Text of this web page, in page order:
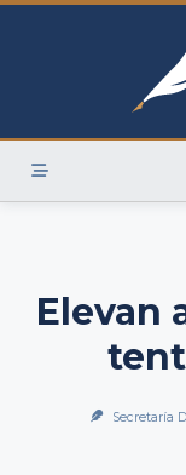
Skip
Elevan
Secretaría